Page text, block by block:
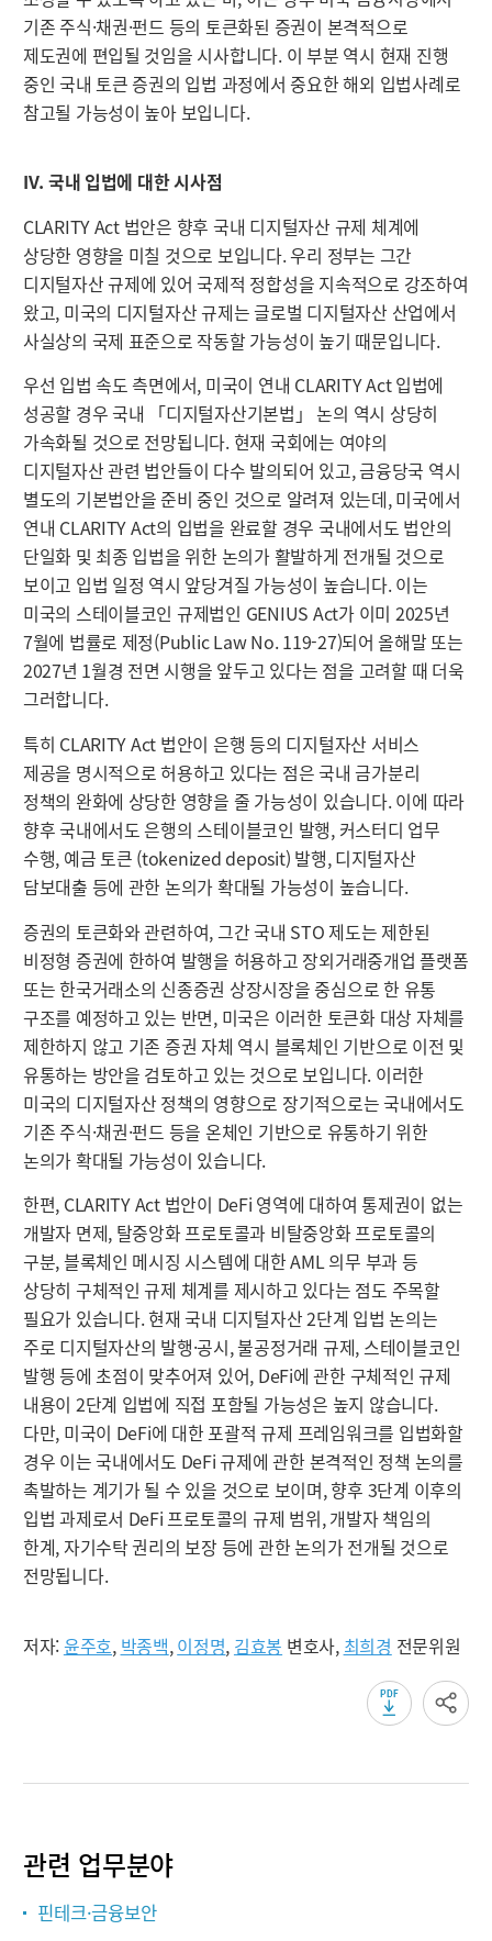
기존 주식·채권·펀드 등의 토큰화된 증권이 본격적으로
제도권에 편입될 것임을 시사합니다. 이 부분 역시 현재 진행
중인 국내 토큰 증권의 입법 과정에서 중요한 해외 입법사례로
참고될 가능성이 높아 보입니다.
IV. 국내 입법에 대한 시사점
CLARITY Act 법안은 향후 국내 디지털자산 규제 체계에
상당한 영향을 미칠 것으로 보입니다. 우리 정부는 그간
디지털자산 규제에 있어 국제적 정합성을 지속적으로 강조하여
왔고, 미국의 디지털자산 규제는 글로벌 디지털자산 산업에서
사실상의 국제 표준으로 작동할 가능성이 높기 때문입니다.
우선 입법 속도 측면에서, 미국이 연내 CLARITY Act 입법에
성공할 경우 국내 「디지털자산기본법」 논의 역시 상당히
가속화될 것으로 전망됩니다. 현재 국회에는 여야의
디지털자산 관련 법안들이 다수 발의되어 있고, 금융당국 역시
별도의 기본법안을 준비 중인 것으로 알려져 있는데, 미국에서
연내 CLARITY Act의 입법을 완료할 경우 국내에서도 법안의
단일화 및 최종 입법을 위한 논의가 활발하게 전개될 것으로
보이고 입법 일정 역시 앞당겨질 가능성이 높습니다. 이는
미국의 스테이블코인 규제법인 GENIUS Act가 이미 2025년
7월에 법률로 제정(Public Law No. 119-27)되어 올해말 또는
2027년 1월경 전면 시행을 앞두고 있다는 점을 고려할 때 더욱
그러합니다.
특히 CLARITY Act 법안이 은행 등의 디지털자산 서비스
제공을 명시적으로 허용하고 있다는 점은 국내 금가분리
정책의 완화에 상당한 영향을 줄 가능성이 있습니다. 이에 따라
향후 국내에서도 은행의 스테이블코인 발행, 커스터디 업무
수행, 예금 토큰 (tokenized deposit) 발행, 디지털자산
담보대출 등에 관한 논의가 확대될 가능성이 높습니다.
증권의 토큰화와 관련하여, 그간 국내 STO 제도는 제한된
비정형 증권에 한하여 발행을 허용하고 장외거래중개업 플랫폼
또는 한국거래소의 신종증권 상장시장을 중심으로 한 유통
구조를 예정하고 있는 반면, 미국은 이러한 토큰화 대상 자체를
제한하지 않고 기존 증권 자체 역시 블록체인 기반으로 이전 및
유통하는 방안을 검토하고 있는 것으로 보입니다. 이러한
미국의 디지털자산 정책의 영향으로 장기적으로는 국내에서도
기존 주식·채권·펀드 등을 온체인 기반으로 유통하기 위한
논의가 확대될 가능성이 있습니다.
한편, CLARITY Act 법안이 DeFi 영역에 대하여 통제권이 없는
개발자 면제, 탈중앙화 프로토콜과 비탈중앙화 프로토콜의
구분, 블록체인 메시징 시스템에 대한 AML 의무 부과 등
상당히 구체적인 규제 체계를 제시하고 있다는 점도 주목할
필요가 있습니다. 현재 국내 디지털자산 2단계 입법 논의는
주로 디지털자산의 발행·공시, 불공정거래 규제, 스테이블코인
발행 등에 초점이 맞추어져 있어, DeFi에 관한 구체적인 규제
내용이 2단계 입법에 직접 포함될 가능성은 높지 않습니다.
다만, 미국이 DeFi에 대한 포괄적 규제 프레임워크를 입법화할
경우 이는 국내에서도 DeFi 규제에 관한 본격적인 정책 논의를
촉발하는 계기가 될 수 있을 것으로 보이며, 향후 3단계 이후의
입법 과제로서 DeFi 프로토콜의 규제 범위, 개발자 책임의
한계, 자기수탁 권리의 보장 등에 관한 논의가 전개될 것으로
전망됩니다.
저자:윤주호, 박종백,이정명, 김효봉 변호사, 최희경 전문위원
관련 업무분야
핀테크·금융보안